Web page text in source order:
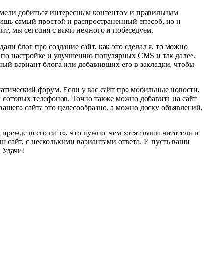
добиться интересным контентом и правильным
самый простой и распространенный способ, но и
мы сегодня с вами немного и побеседуем.
блог про создание сайт, как это сделал я, то можно
настройке и улучшению популярных CMS и так далее.
вариант блога или добавивших его в закладки, чтобы
форум. Если у вас сайт про мобильные новости,
телефонов. Точно также можно добавить на сайт
сайта это целесообразно, а можно доску объявлений,
всего на то, что нужно, чем хотят ваши читатели и
с несколькими вариантами ответа. И пусть ваши
Удачи!